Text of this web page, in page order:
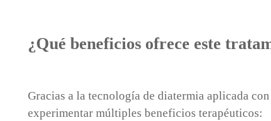
¿Qué beneficios ofrece este
Gracias a la tecnología de diatermia aplicada
experimentar múltiples beneficios terapéuticos: